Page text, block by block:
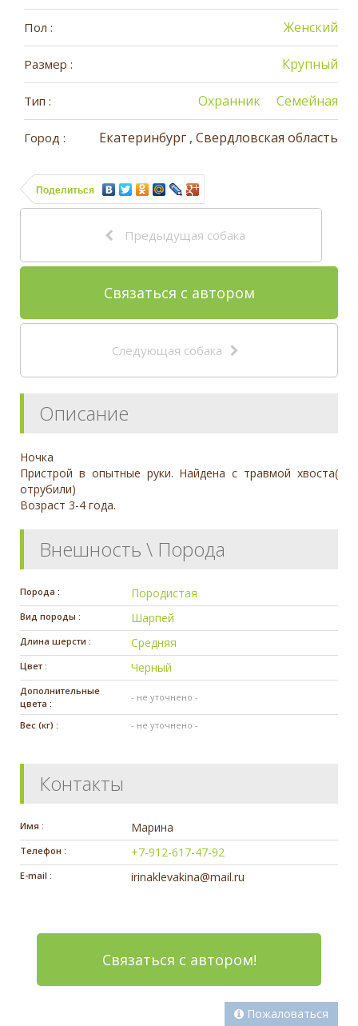
Пол : Женский
Размер : Крупный
Тип : Семейная
Охранник
Город : Екатеринбург , Свердловская область
Поделиться
Предыдущая собака
Связаться с автором
Следующая собака
Описание
Ночка
Пристрой в опытные руки. Найдена с травмой хвоста(
отрубили)
Возраст 3-4 года.
Внешность \ Порода
Порода : Породистая
Вид породы : Шарпей
Длина шерсти : Средняя
Цвет : Черный
Дополнительные
цвета :
- не уточнено -
Вес (кг) : - не уточнено -
Контакты
Имя : Марина
Телефон : +7-912-617-47-92
E-mail : irinaklevakina@mail.ru
Связаться с автором!
Пожаловаться